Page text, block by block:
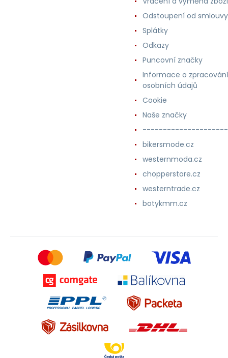
Odstoupení od smlouvy
Splátky
Odkazy
Puncovní značky
Informace o zpracování
osobních údajů
Cookie
Naše značky
bikersmode.cz
westernmoda.cz
chopperstore.cz
westerntrade.cz
botykmm.cz